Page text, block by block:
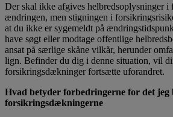
Der skal ikke afgives helbredsoplysninger i
ændringen, men stigningen i
at du ikke er sygemeldt på
have søgt eller modtage offentlige
ansat på særlige skåne vilkår, herunder
lign. Befinder du dig i denne situation, vil
forsikringsdækninger fortsætte uforandret.
Hvad betyder forbedringerne for det jeg
forsikringsdækningerne